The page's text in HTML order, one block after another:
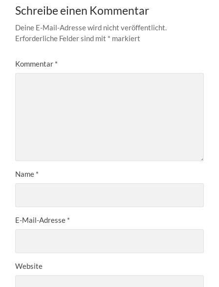
Schreibe einen Kommentar
Deine E-Mail-Adresse wird nicht veröffentlicht.
Erforderliche Felder sind mit * markiert
Kommentar *
Name *
E-Mail-Adresse *
Website